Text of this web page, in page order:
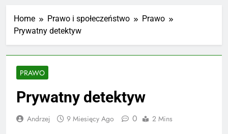
Home Prawo i społeczeństwo
Prawo
Prywatny detektyw
PRAWO
Prywatny detektyw
Andrzej 9 Miesięcy Ago 0 2 Mins